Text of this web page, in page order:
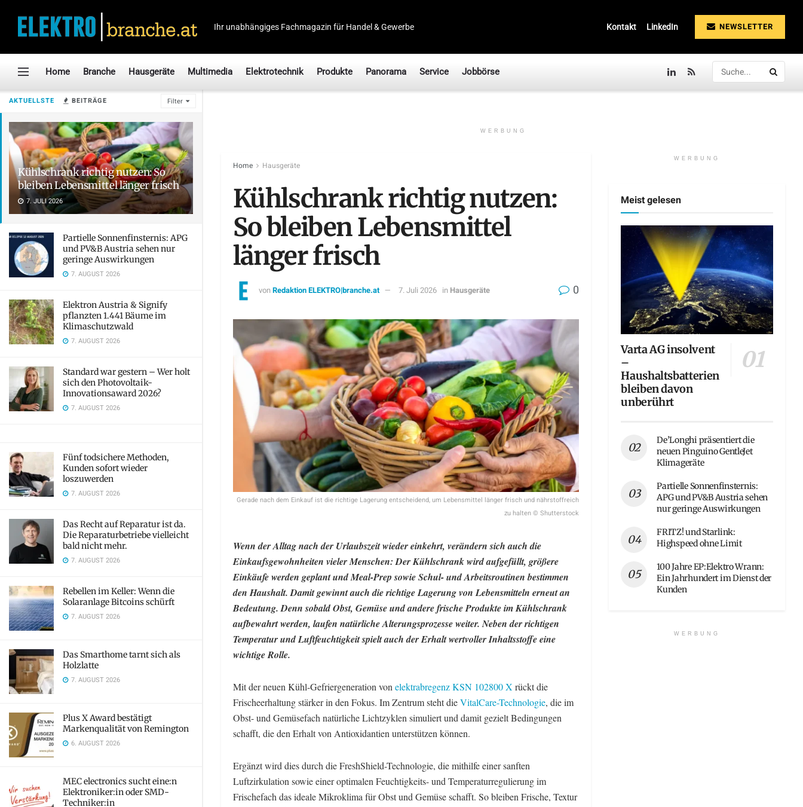
AKTUELLSTE BEITRÄGE Filter
Kühlschrank richtig nutzen: So
bleiben Lebensmittel länger frisch
7. JULI 2026
Partielle Sonnenfinsternis: APG
und PV&B Austria sehen nur
geringe Auswirkungen
7. AUGUST 2026
Elektron Austria & Signify
pflanzten 1.441 Bäume im
Klimaschutzwald
7. AUGUST 2026
Standard war gestern – Wer holt
sich den Photovoltaik-
Innovationsaward 2026?
7. AUGUST 2026
Fünf todsichere Methoden,
Kunden sofort wieder
loszuwerden
7. AUGUST 2026
Das Recht auf Reparatur ist da.
Die Reparaturbetriebe vielleicht
bald nicht mehr.
7. AUGUST 2026
Rebellen im Keller: Wenn die
Solaranlage Bitcoins schürft
7. AUGUST 2026
Das Smarthome tarnt sich als
Holzlatte
7. AUGUST 2026
Plus X Award bestätigt
Markenqualität von Remington
6. AUGUST 2026
MEC electronics sucht eine:n
Elektroniker:in oder SMD-
Techniker:in
Ihr unabhängiges Fachmagazin für Handel & Gewerbe Kontakt LinkedIn NEWSLETTER
Home Branche Hausgeräte Multimedia Elektrotechnik Produkte Panorama Service Jobbörse
WERBUNG
Home Hausgeräte
Kühlschrank richtig nutzen:
So bleiben Lebensmittel
länger frisch
vonRedaktion ELEKTRO|branche.at 7. Juli 2026 in Hausgeräte 0
Gerade nach dem Einkauf ist die richtige Lagerung entscheidend, um Lebensmittel länger frisch und nährstoffreich
zu halten © Shutterstock
Wenn der Alltag nach der Urlaubszeit wieder einkehrt, verändern sich auch die
Einkaufsgewohnheiten vieler Menschen: Der Kühlschrank wird aufgefüllt, größere
Einkäufe werden geplant und Meal-Prep sowie Schul- und Arbeitsroutinen bestimmen
den Haushalt. Damit gewinnt auch die richtige Lagerung von Lebensmitteln erneut an
Bedeutung. Denn sobald Obst, Gemüse und andere frische Produkte im Kühlschrank
aufbewahrt werden, laufen natürliche Alterungsprozesse weiter. Neben der richtigen
Temperatur und Luftfeuchtigkeit spielt auch der Erhalt wertvoller Inhaltsstoffe eine
wichtige Rolle.
Mit der neuen Kühl-Gefriergeneration vonelektrabregenz KSN 102800 X rückt die
Frischeerhaltung stärker in den Fokus. Im Zentrum steht dieVitalCare-Technologie, die im
Obst- und Gemüsefach natürliche Lichtzyklen simuliert und damit gezielt Bedingungen
schafft, die den Erhalt von Antioxidantien unterstützen können.
Ergänzt wird dies durch die FreshShield-Technologie, die mithilfe einer sanften
Luftzirkulation sowie einer optimalen Feuchtigkeits- und Temperaturregulierung im
Frischefach das ideale Mikroklima für Obst und Gemüse schafft. So bleiben Frische, Textur
WERBUNG
Meist gelesen
Varta AG insolvent
–
Haushaltsbatterien
bleiben davon
unberührt
De’Longhi präsentiert die
neuen Pinguino GentleJet
Klimageräte
Partielle Sonnenfinsternis:
APG und PV&B Austria sehen
nur geringe Auswirkungen
FRITZ! und Starlink:
Highspeed ohne Limit
100 Jahre EP:Elektro Wrann:
Ein Jahrhundert im Dienst der
Kunden
WERBUNG